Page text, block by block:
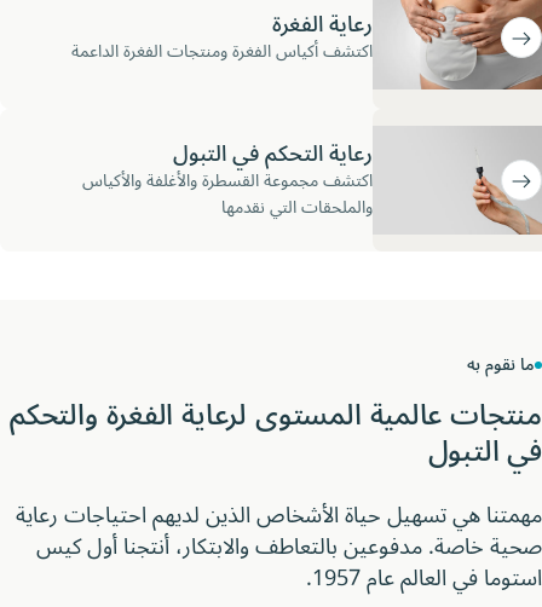
رعاية الفغرة
اكتشف أكياس الفغرة ومنتجات الفغرة الداعمة
رعاية التحكم في التبول
اكتشف مجموعة القسطرة والأغلفة والأكياس
والملحقات التي نقدمها
به
عالمية المستوى لرعاية الفغرة والتحكم
هي تسهيل حياة الأشخاص الذين لديهم احتياجات رعاية
خاصة. مدفوعين بالتعاطف والابتكار، أنتجنا أول كيس
في العالم عام 1957.